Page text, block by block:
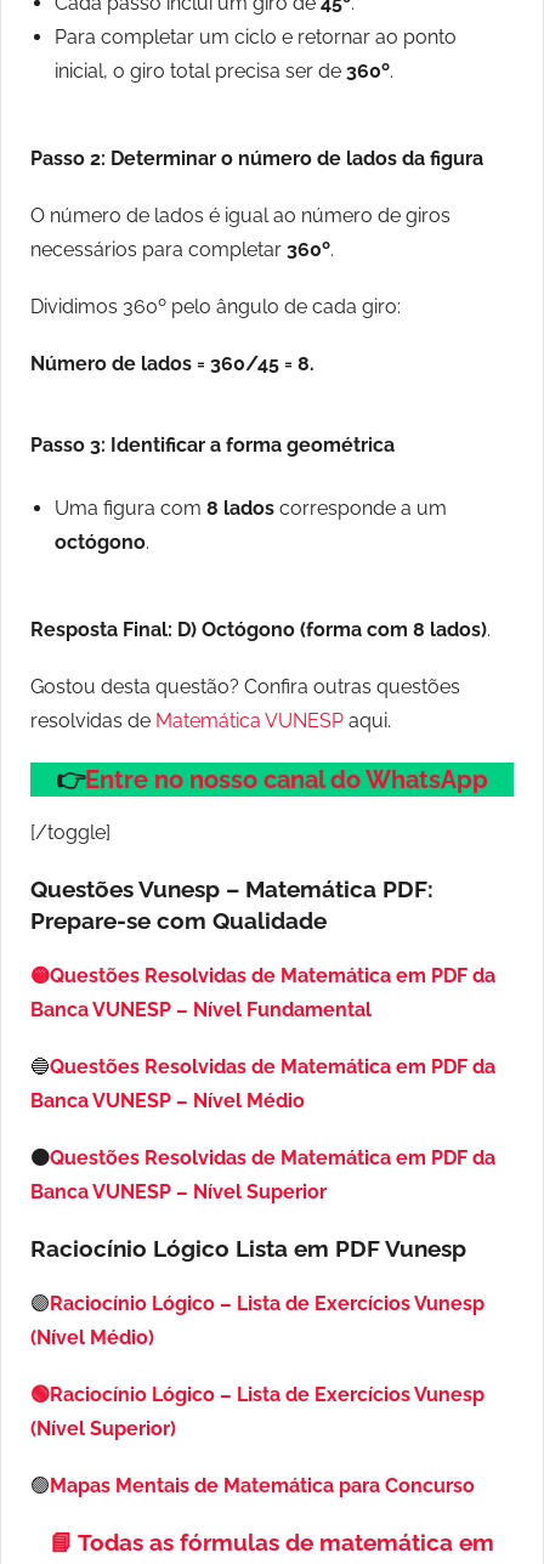
Para completar um ciclo e retornar ao ponto
inicial, o giro total precisa ser de 360º.
Passo 2: Determinar o número de lados da figura
O número de lados é igual ao número de giros
necessários para completar 360º.
Dividimos 360º pelo ângulo de cada giro:
Número de lados = 360/45 = 8.
Passo 3: Identificar a forma geométrica
Uma figura com 8 lados corresponde a um
octógono.
Resposta Final: D) Octógono (forma com 8 lados).
Gostou desta questão? Confira outras questões
resolvidas de Matemática VUNESP aqui.
👉Entre no nosso canal do WhatsApp
[/toggle]
Questões Vunesp – Matemática PDF:
Prepare-se com Qualidade
🟡Questões Resolvidas de Matemática em PDF da
Banca VUNESP – Nível Fundamental
🔵Questões Resolvidas de Matemática em PDF da
Banca VUNESP – Nível Médio
🟠Questões Resolvidas de Matemática em PDF da
Banca VUNESP – Nível Superior
Raciocínio Lógico Lista em PDFVunesp
🟣 Raciocínio Lógico – Lista de Exercícios Vunesp
(Nível Médio)
🟢Raciocínio Lógico – Lista de Exercícios Vunesp
(Nível Superior)
🟢 Mapas Mentais de Matemática para Concurso
📘 Todas as fórmulas de matemática em